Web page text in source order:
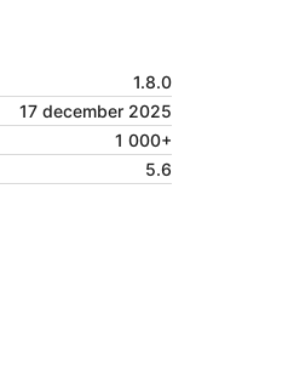
1.8.0
17 december 2025
1 000+
5.6